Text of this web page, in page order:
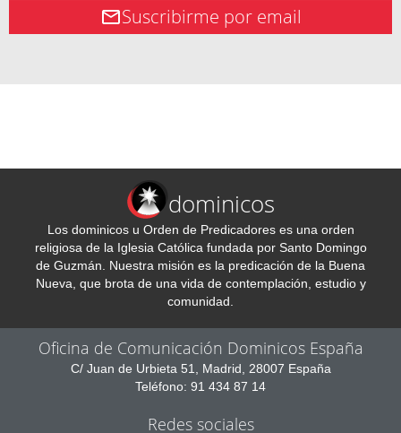
Suscribirme por email
dominicos
Los dominicos u Orden de Predicadores es una orden
religiosa de la Iglesia Católica fundada por Santo Domingo
de Guzmán. Nuestra misión es la predicación de la Buena
Nueva, que brota de una vida de contemplación, estudio y
comunidad.
Oficina de Comunicación Dominicos España
C/ Juan de Urbieta 51, Madrid, 28007 España
Teléfono: 91 434 87 14
Redes sociales